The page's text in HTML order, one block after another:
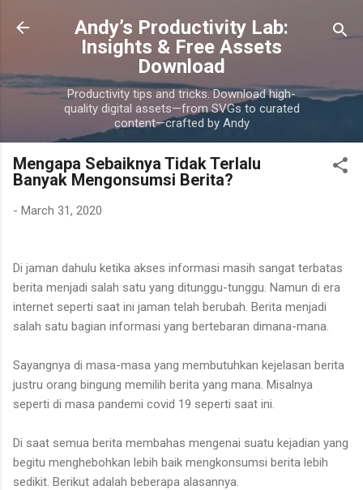
Skip to main content
Andy’s Productivity Lab:
Insights & Free Assets
Download
Productivity tips and tricks. Download high-
quality digital assets—from SVGs to curated
content—crafted by Andy
Mengapa Sebaiknya Tidak Terlalu
Banyak Mengonsumsi Berita?
- March 31, 2020
Di jaman dahulu ketika akses informasi masih sangat terbatas
berita menjadi salah satu yang ditunggu-tunggu. Namun di era
internet seperti saat ini jaman telah berubah. Berita menjadi
salah satu bagian informasi yang bertebaran dimana-mana.
Sayangnya di masa-masa yang membutuhkan kejelasan berita
justru orang bingung memilih berita yang mana. Misalnya
seperti di masa pandemi covid 19 seperti saat ini.
Di saat semua berita membahas mengenai suatu kejadian yang
begitu menghebohkan lebih baik mengkonsumsi berita lebih
sedikit. Berikut adalah beberapa alasannya.